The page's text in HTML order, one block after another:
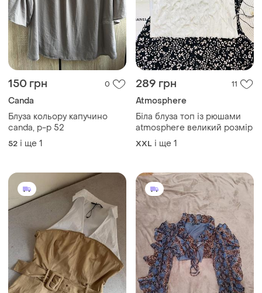
150 грн 0
Canda
Блуза кольору капучино
canda, p-p 52
52 і ще 1
289 грн 11
Atmosphere
Біла блуза топ із рюшами
atmosphere великий розмір
XXL і ще 1